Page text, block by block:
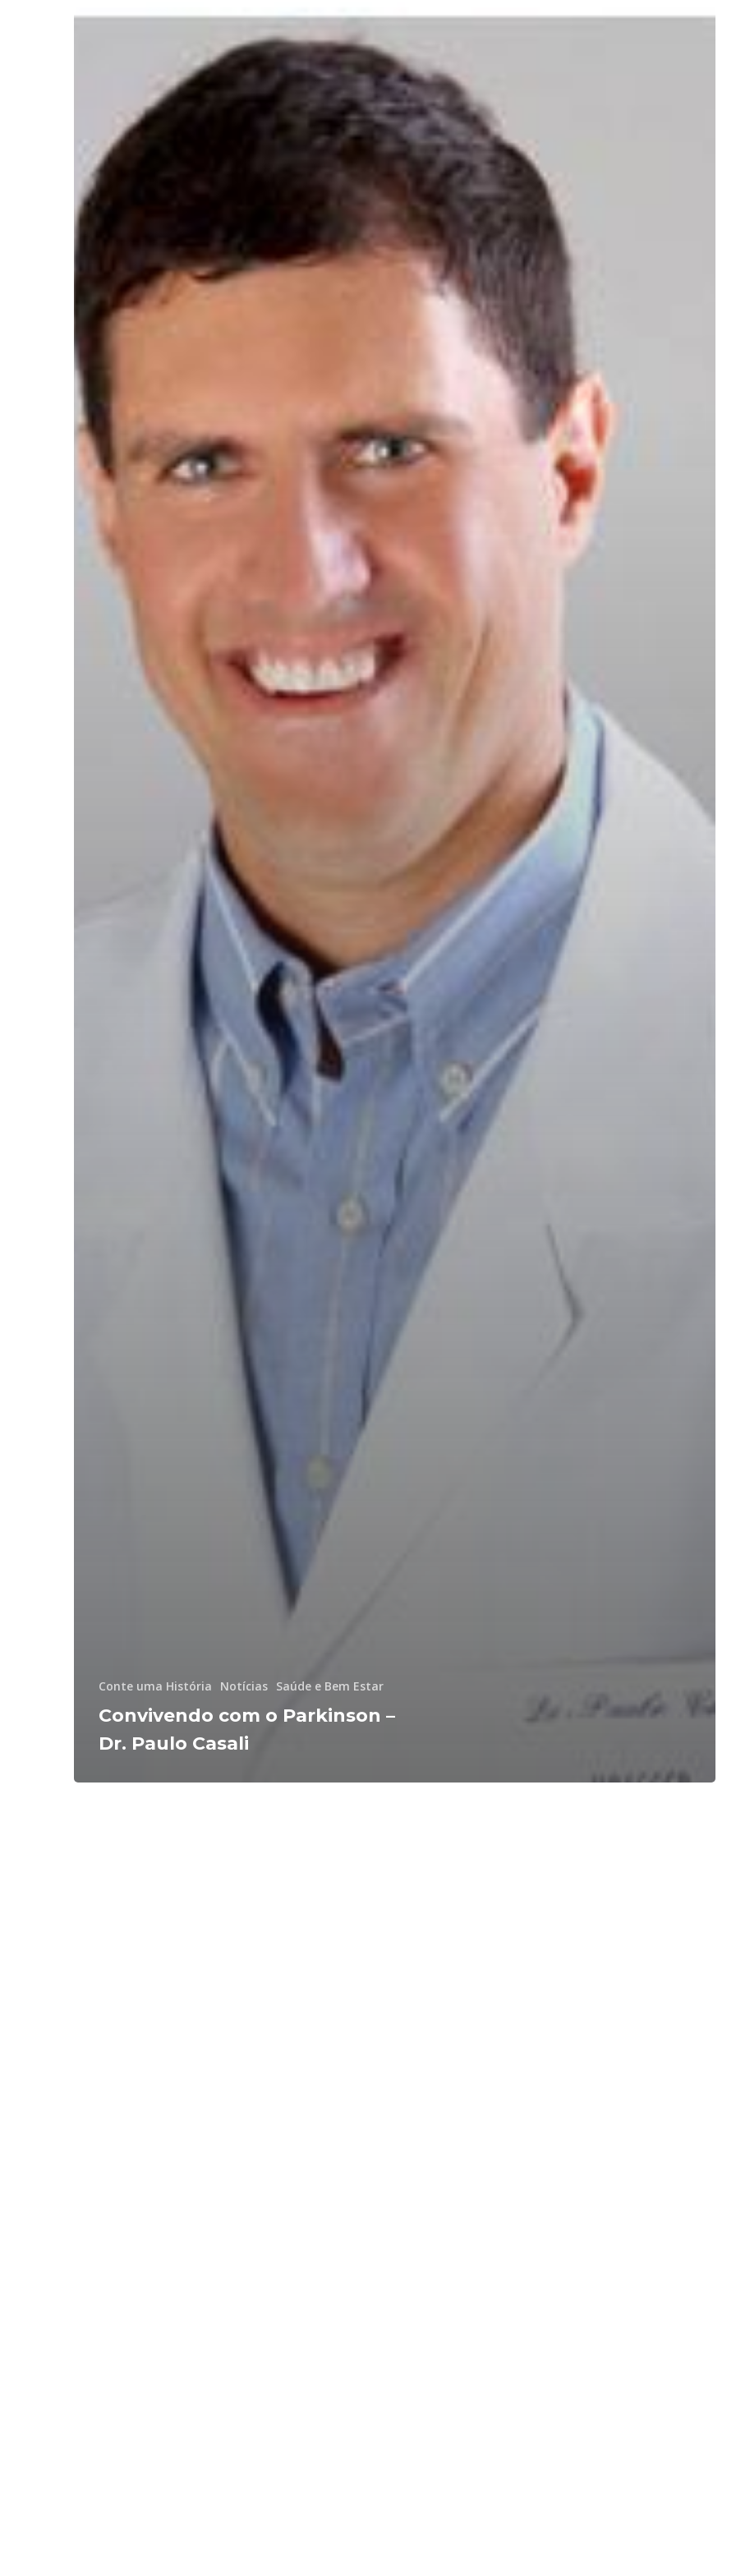
Parkinson
Conte uma História Notícias Saúde e Bem Estar
Convivendo com o Parkinson –
Dr. Paulo Casali